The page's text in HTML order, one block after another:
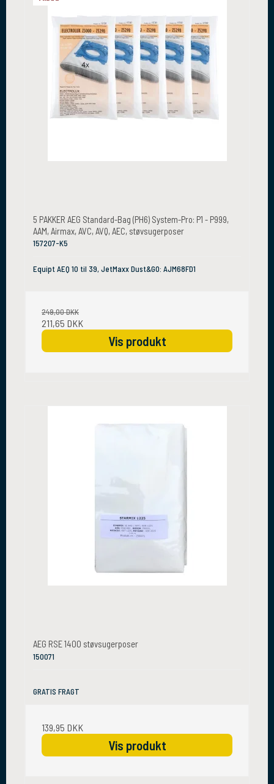
5 PAKKER AEG Standard-Bag (PH6) System-Pro: P1 - P999,
AAM, Airmax, AVC, AVQ, AEC, støvsugerposer
157207-K5
Equipt AEQ 10 til 39, JetMaxx Dust&GO: AJM68FD1
249,00 DKK
211,65 DKK
Vis produkt
AEG RSE 1400 støvsugerposer
150071
GRATIS FRAGT
139,95 DKK
Vis produkt